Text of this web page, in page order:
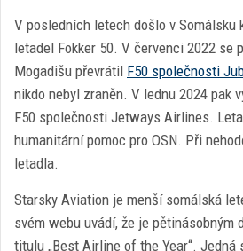
V posledních letech došlo v Somálsku
letadel Fokker 50. V červenci 2022 se
Mogadišu převrátil F50 společnosti
nikdo nebyl zraněn. V lednu 2024 pak
F50 společnosti Jetways Airlines.
humanitární pomoc pro OSN. Při
letadla.
Starsky Aviation je menší somálská
svém webu uvádí, že je pětinásobným
titulu „Best Airline of the Year“. Jedná